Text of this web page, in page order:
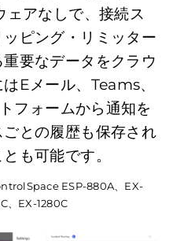
アなしで、接続ス
ピング・リミッター
要なデータをクラウ
Eメール、Teams、
フォームから通知を
との履歴も保存され
も可能です。
ESP-880A、EX-
、EX-1280C